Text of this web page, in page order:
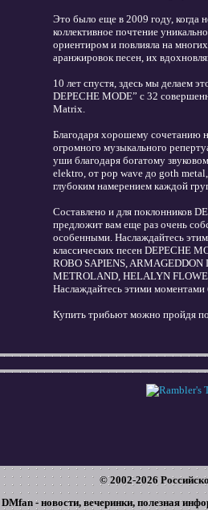
Это было еще в 2009 году,
коллективное почтение
ориентиром и повлияла на
аранжировок песен, их
10 лет спустя, здесь мы делаем
DEPECHE MODE” с 32
Matrix.
Благодаря хорошему сочетанию
огромного музыкального
уши благодаря богатому
elektro, от pop wave до goth
глубоким намерением каждой
Составлено и для поклонников
предложит вам еще раз очень
особенными. Наслаждайтесь
классических песен DEPECHE
ROBO SAPIENS,
METROLAND, HELALYN
Наслаждайтесь этими моментами
Купить трибьют можно пройдя
© 2002-2026
DMfan - новости, вечеринки, полезная